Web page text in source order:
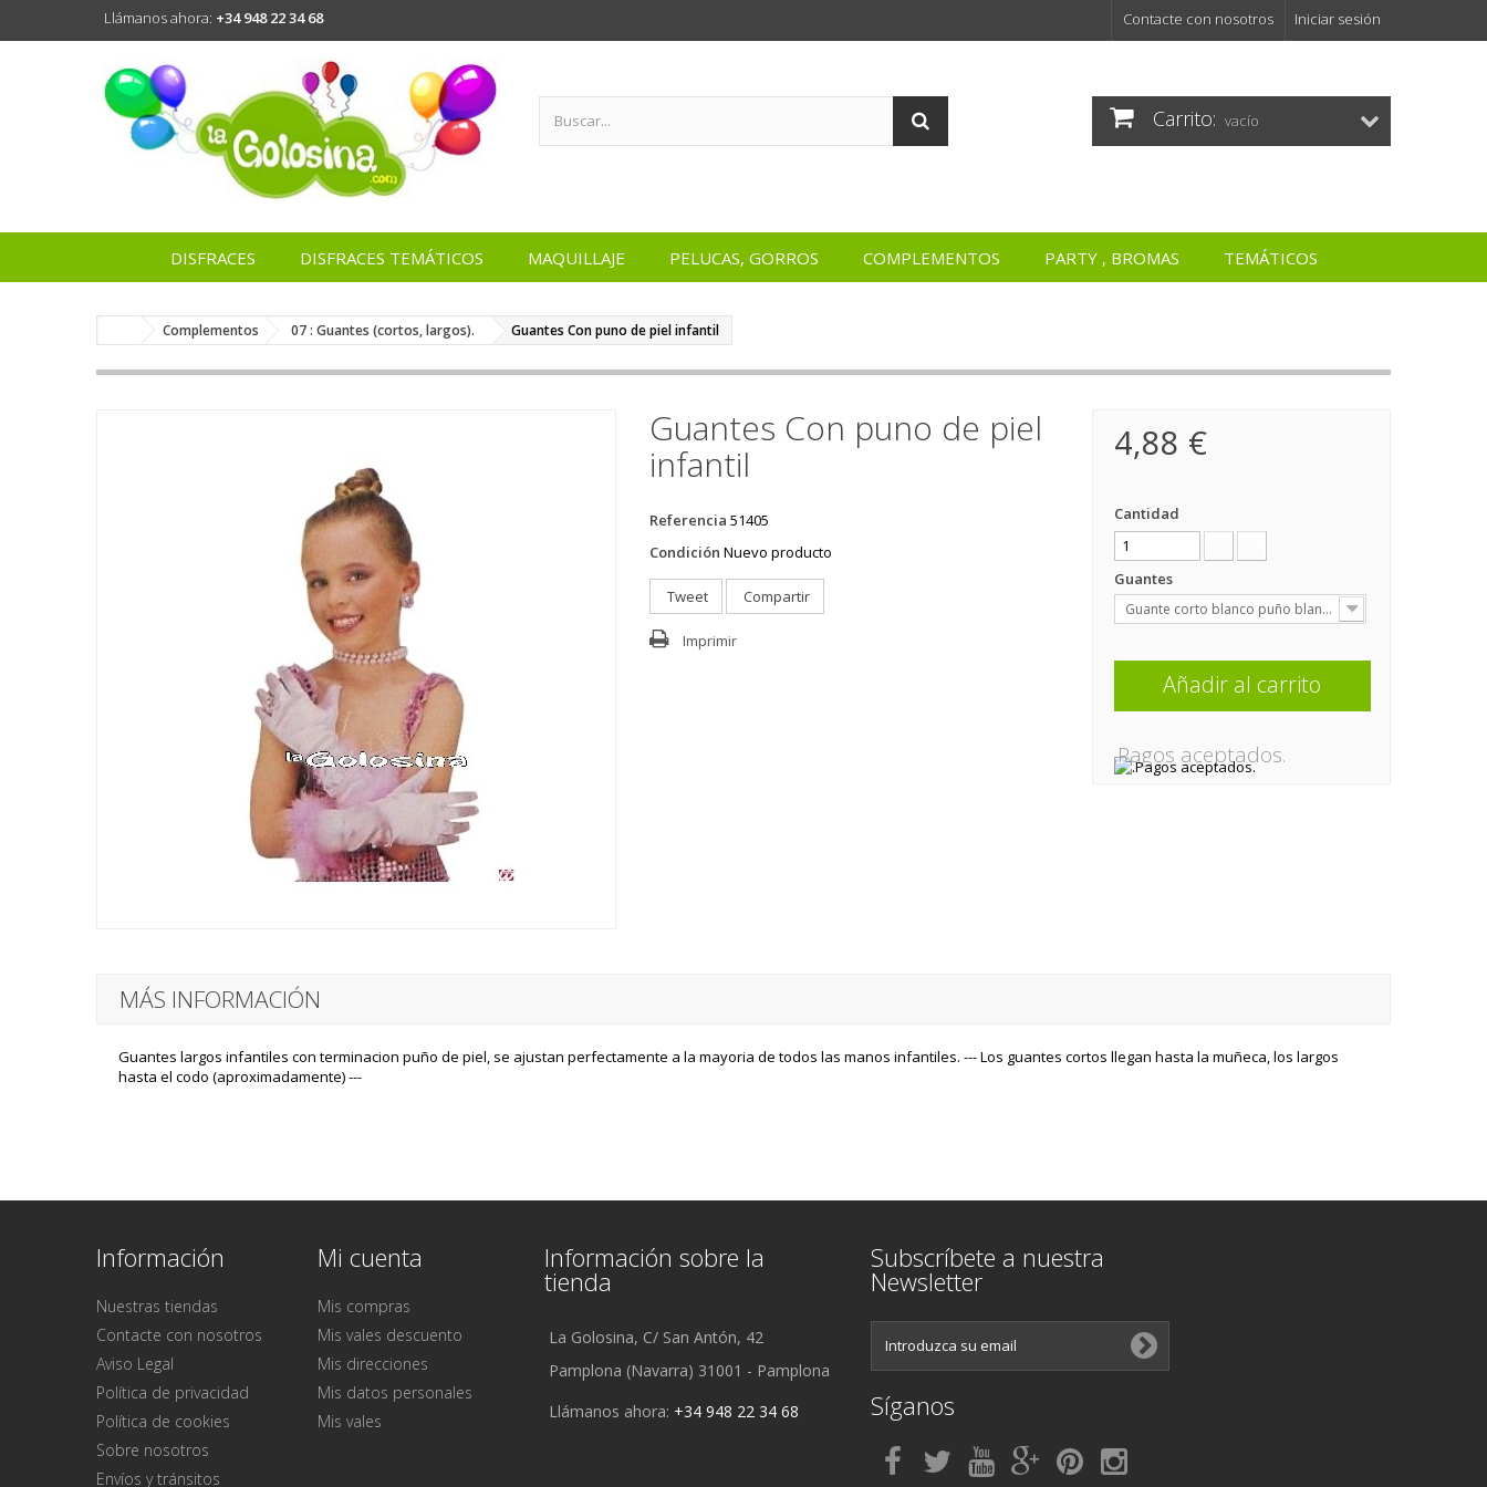
Iniciar sesión
Contacte con nosotros
Llámanos ahora: +34 948 22 34 68
Carrito: vacío
DISFRACES DISFRACES TEMÁTICOS MAQUILLAJE PELUCAS, GORROS COMPLEMENTOS PARTY , BROMAS TEMÁTICOS
Complementos 07 : Guantes (cortos, largos). Guantes Con puno de piel infantil
Guantes Con puno de piel
infantil
Referencia 51405
Condición Nuevo producto
Tweet Compartir
Imprimir
4,88 €
Cantidad
Guantes
Guante corto blanco puño blanco
Añadir al carrito
.Pagos aceptados.
MÁS INFORMACIÓN
Guantes largos infantiles con terminacion puño de piel, se ajustan perfectamente a la mayoria de todos las manos infantiles. --- Los guantes cortos llegan hasta la muñeca, los largos
hasta el codo (aproximadamente) ---
Información
Nuestras tiendas
Contacte con nosotros
Aviso Legal
Política de privacidad
Política de cookies
Sobre nosotros
Envíos y tránsitos
Mi cuenta
Mis compras
Mis vales descuento
Mis direcciones
Mis datos personales
Mis vales
Información sobre la
tienda
La Golosina, C/ San Antón, 42
Pamplona (Navarra) 31001 - Pamplona
Llámanos ahora: +34 948 22 34 68
Subscríbete a nuestra
Newsletter
Síganos